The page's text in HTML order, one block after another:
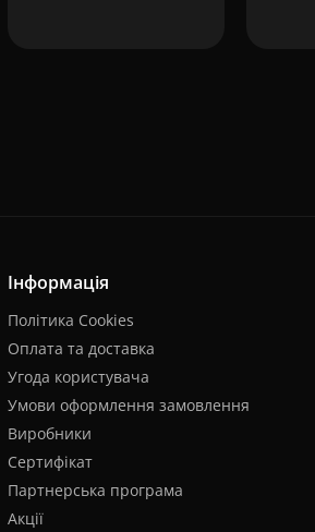
Інформація
Політика Cookies
Оплата та доставка
Угода користувача
Умови оформлення замовлення
Виробники
Сертифікат
Партнерська програма
Акції